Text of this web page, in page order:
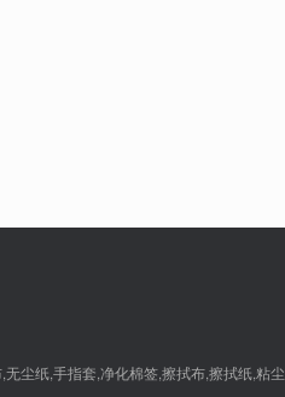
尘纸,手指套,净化棉签,擦拭布,擦拭纸,粘